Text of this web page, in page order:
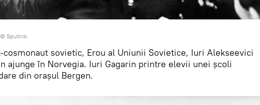
© Sputnik
cosmonaut sovietic, Erou al Uniunii Sovietice, Iuri Alekseevici
ajunge în Norvegia. Iuri Gagarin printre elevii unei școli
din orașul Bergen.